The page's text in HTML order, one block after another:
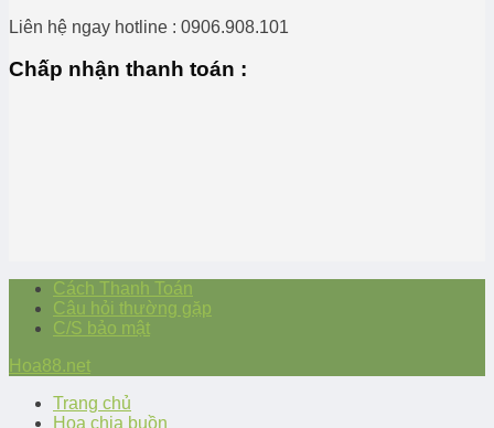
Liên hệ ngay hotline : 0906.908.101
Chấp nhận thanh toán :
Cách Thanh Toán
Câu hỏi thường gặp
C/S bảo mật
Hoa88.net
Trang chủ
Hoa chia buồn